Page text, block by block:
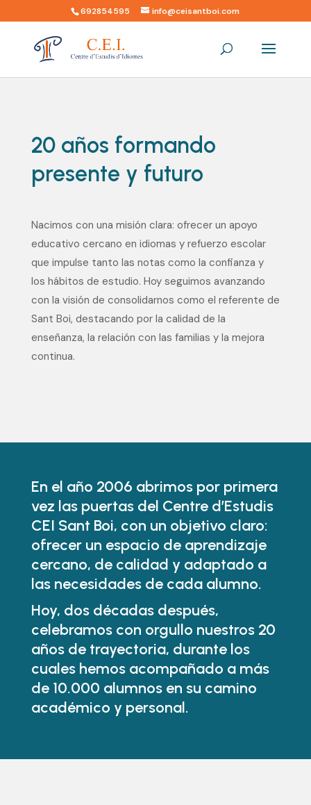
692854595 info@ceisantboi.com
20 años formando
presente y futuro
Nacimos con una misión clara: ofrecer un apoyo
educativo cercano en idiomas y refuerzo escolar
que impulse tanto las notas como la confianza y
los hábitos de estudio. Hoy seguimos avanzando
con la visión de consolidarnos como el referente de
Sant Boi, destacando por la calidad de la
enseñanza, la relación con las familias y la mejora
continua.
En el año 2006 abrimos por primera
vez las puertas del Centre d’Estudis
CEI Sant Boi, con un objetivo claro:
ofrecer un espacio de aprendizaje
cercano, de calidad y adaptado a
las necesidades de cada alumno.
Hoy, dos décadas después,
celebramos con orgullo nuestros 20
años de trayectoria, durante los
cuales hemos acompañado a más
de 10.000 alumnos en su camino
académico y personal.